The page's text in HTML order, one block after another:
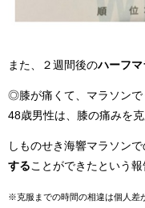
また、２週間後のハーフマ
◎膝が痛くて、マラソンで
48歳男性は、膝の痛みを克
しものせき海響マラソンで
することができたという報
※克服までの時間の相違は個人差